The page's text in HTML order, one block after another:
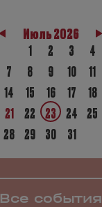
Июль 2026
1
2 3 4
7 8 9 10 11
14 15 16 17 18
21 22 23 24 25
28 29 30 31
Все события